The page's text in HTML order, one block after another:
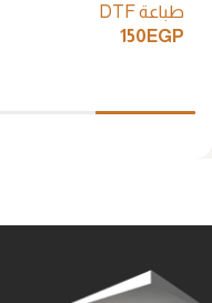
طباعة DTF
150 EGP